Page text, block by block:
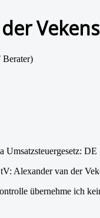
Umsatzsteuergesetz:
Alexander van der
übernehme ich